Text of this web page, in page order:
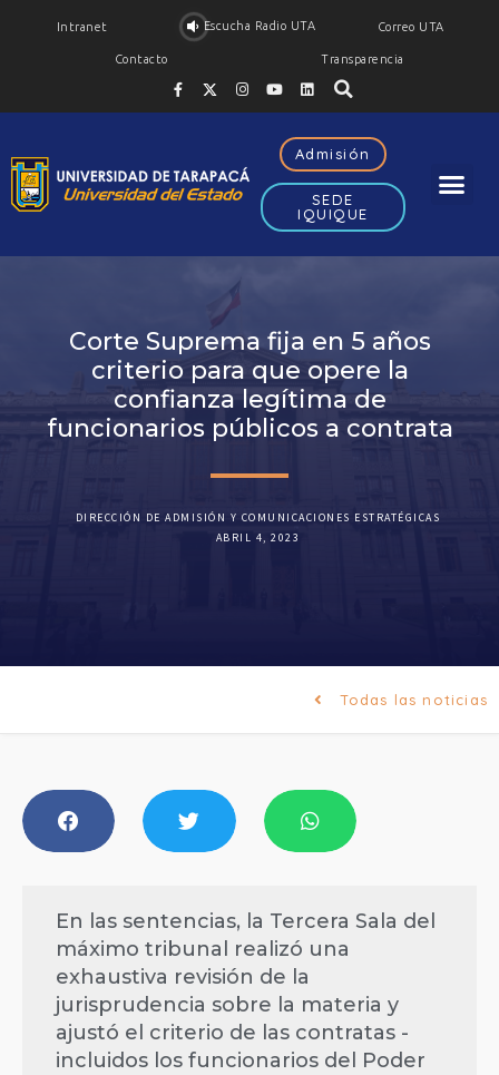
Intranet Escucha Radio UTA Correo UTA
Contacto Transparencia
Admisión
SEDE
IQUIQUE
Corte Suprema fija en 5 años
criterio para que opere la
confianza legítima de
funcionarios públicos a contrata
DIRECCIÓN DE ADMISIÓN Y COMUNICACIONES ESTRATÉGICAS
ABRIL 4, 2023
Todas las noticias
En las sentencias, la Tercera Sala del
máximo tribunal realizó una
exhaustiva revisión de la
jurisprudencia sobre la materia y
ajustó el criterio de las contratas -
incluidos los funcionarios del Poder